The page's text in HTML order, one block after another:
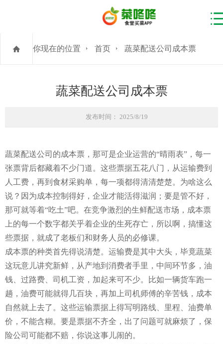
你现在的位置 首页 蔬菜配送公司成本票
蔬菜配送公司成本票
发布时间： 2025/8/19
蔬菜配送公司的成本票，那可是企业运营的“晴雨表”，每一
张票背后都藏着不少门道。这些票据五花八门，从运输费到
人工费，再到食材采购单，每一项都得清清楚楚。为啥这么
说？因为成本控制得好，企业才能活得滋润；要是管不好，
那可就等着“吃土”吧。在竞争激烈的生鲜配送市场，成本票
上的每一个数字都关乎着企业的生死存亡，所以啊，搞懂这
些票据，就成了老板们和财务人员的必修课。
成本票的种类首先得说清楚。运输费是其中大头，毕竟蔬菜
这玩意儿讲究新鲜，从产地到消费者手里，中间环节多，油
钱、过路费、司机工资，加起来可不少。比如一辆货车跑一
趟，油费可能就得几百块，再加上司机师傅的辛苦钱，成本
自然就上去了。这些运输票据上得写明路线、里程、油费单
价，不能含糊。要是票据不齐全，出了问题可就麻烦了，保
险公司可能都不赔，你说这事儿闹的。